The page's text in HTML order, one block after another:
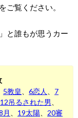
ご覧ください。
と誰もが思うカー
5教皇 、6恋人
7
12吊るされた男
月 19太陽
20審